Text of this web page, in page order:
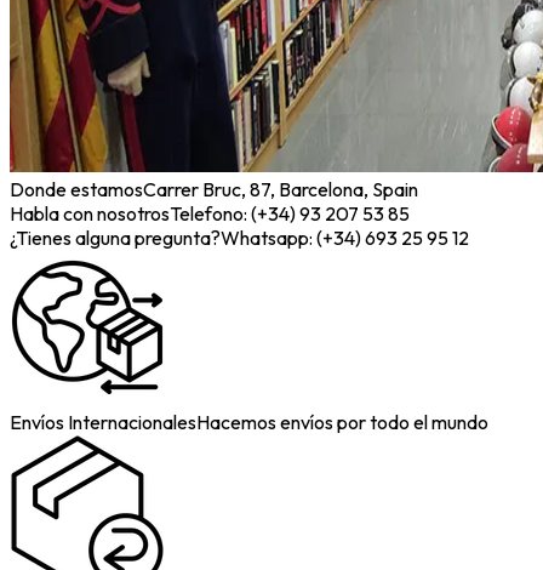
Donde estamosCarrer Bruc, 87, Barcelona, Spain
Habla con nosotrosTelefono: (+34) 93 207 53 85
¿Tienes alguna pregunta?Whatsapp: (+34) 693 25 95 12
Envíos InternacionalesHacemos envíos por todo el mundo